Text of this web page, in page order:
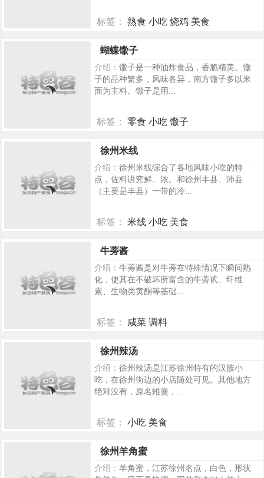
标签： 熟食 小吃 烧鸡 美食
蝴蝶馓子
介绍： 馓子是一种油炸食品，香脆精美。馓
子的品种繁多，风味各异，南方馓子多以米
面为主料。馓子是用...
标签： 零食 小吃 馓子
徐州米线
介绍： 徐州米线综合了各地风味小吃的特
点，佐料讲究鲜、浓。和徐州丰县、沛县
（主要是丰县）一带的冷...
标签： 米线 小吃 美食
牛蒡酱
介绍： 牛蒡酱是对牛蒡在特殊情况下瞬间熟
化，使其在不破坏所富含的牛蒡甙、纤维
素、生物类黄酮等基础...
标签： 咸菜 调料
徐州辣汤
介绍： 徐州辣汤是江苏徐州特有的汉族小
吃，在徐州街边的小店随处可见。其他地方
绝对没有，原名雉羹，...
标签： 小吃 美食
徐州羊角蜜
介绍： 羊角蜜，江苏徐州名点，白色，形状